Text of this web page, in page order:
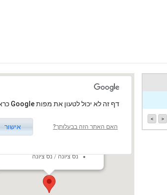
<
>
משכן הפיס לאמנויות ,נס ציונה
נס ציונה / נס ציונה
‏דף זה לא יכול לטעון את מפות Google כראוי.
האם האתר הזה בבעלותך? אישור